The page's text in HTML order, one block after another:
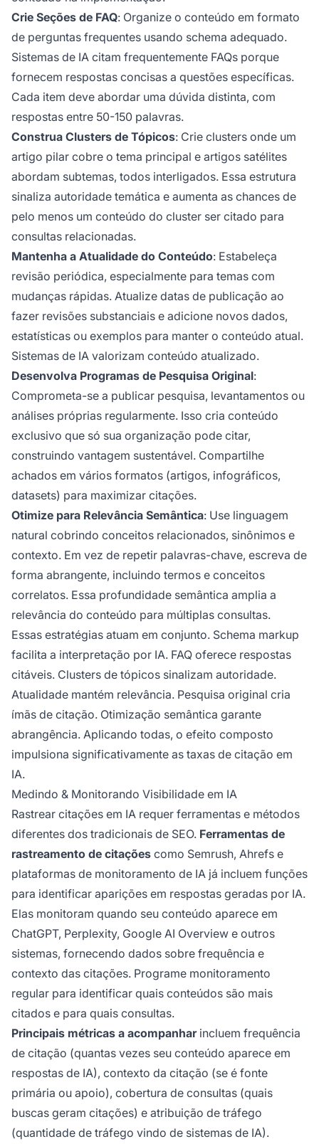
Crie Seções de FAQ: Organize o conteúdo em formato
de perguntas frequentes usando schema adequado.
Sistemas de IA citam frequentemente FAQs porque
fornecem respostas concisas a questões específicas.
Cada item deve abordar uma dúvida distinta, com
respostas entre 50-150 palavras.
Construa Clusters de Tópicos: Crie clusters onde um
artigo pilar cobre o tema principal e artigos satélites
abordam subtemas, todos interligados. Essa estrutura
sinaliza autoridade temática e aumenta as chances de
pelo menos um conteúdo do cluster ser citado para
consultas relacionadas.
Mantenha a Atualidade do Conteúdo: Estabeleça
revisão periódica, especialmente para temas com
mudanças rápidas. Atualize datas de publicação ao
fazer revisões substanciais e adicione novos dados,
estatísticas ou exemplos para manter o conteúdo atual.
Sistemas de IA valorizam conteúdo atualizado.
Desenvolva Programas de Pesquisa Original:
Comprometa-se a publicar pesquisa, levantamentos ou
análises próprias regularmente. Isso cria conteúdo
exclusivo que só sua organização pode citar,
construindo vantagem sustentável. Compartilhe
achados em vários formatos (artigos, infográficos,
datasets) para maximizar citações.
Otimize para Relevância Semântica: Use linguagem
natural cobrindo conceitos relacionados, sinônimos e
contexto. Em vez de repetir palavras-chave, escreva de
forma abrangente, incluindo termos e conceitos
correlatos. Essa profundidade semântica amplia a
relevância do conteúdo para múltiplas consultas.
Essas estratégias atuam em conjunto. Schema markup
facilita a interpretação por IA. FAQ oferece respostas
citáveis. Clusters de tópicos sinalizam autoridade.
Atualidade mantém relevância. Pesquisa original cria
ímãs de citação. Otimização semântica garante
abrangência. Aplicando todas, o efeito composto
impulsiona significativamente as taxas de citação em
IA.
Medindo & Monitorando Visibilidade em IA
Rastrear citações em IA requer ferramentas e métodos
diferentes dos tradicionais de SEO. Ferramentas de
rastreamento de citações como Semrush, Ahrefs e
plataformas de monitoramento de IA já incluem funções
para identificar aparições em respostas geradas por IA.
Elas monitoram quando seu conteúdo aparece em
ChatGPT, Perplexity, Google AI Overview e outros
sistemas, fornecendo dados sobre frequência e
contexto das citações. Programe monitoramento
regular para identificar quais conteúdos são mais
citados e para quais consultas.
Principais métricas a acompanharincluem frequência
de citação (quantas vezes seu conteúdo aparece em
respostas de IA), contexto da citação (se é fonte
primária ou apoio), cobertura de consultas (quais
buscas geram citações) e atribuição de tráfego
(quantidade de tráfego vindo de sistemas de IA).